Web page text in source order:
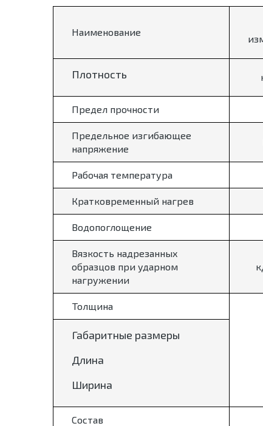
Наименование
Плотность
Предел прочности
Предельное изгибающее
напряжение
Рабочая температура
Кратковременный нагрев
Водопоглощение
Вязкость надрезанных
образцов при ударном
нагружении
Толщина
Габаритные размеры
Длина
Ширина
Состав